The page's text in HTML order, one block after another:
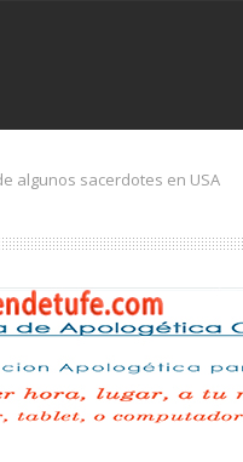
algunos sacerdotes en USA